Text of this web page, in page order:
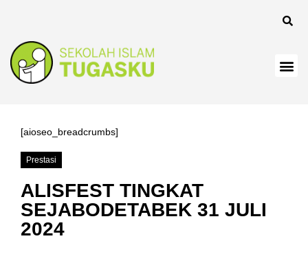
[aioseo_breadcrumbs]
Prestasi
ALISFEST TINGKAT
SEJABODETABEK 31 JULI
2024